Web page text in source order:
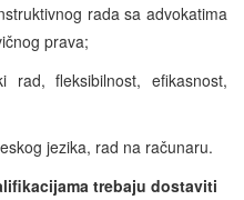
rada sa advokatima
prava;
rad, fleksibilnost, efikasnost,
jezika, rad na računaru.
trebaju dostaviti